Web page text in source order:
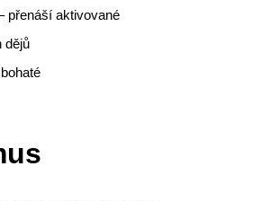
přenáší aktivované
dějů